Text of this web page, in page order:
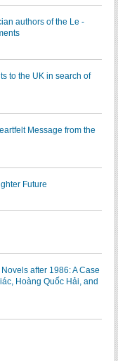
authors of the Le -
to the UK in search of
Message from the
Future
after 1986: A Case
Hoàng Quốc Hải, and